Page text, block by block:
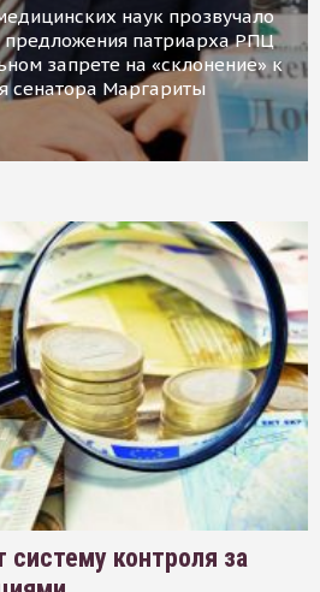
наук прозвучало
предложения патриарха РПЦ
запрете на «склонение» к
сенатора Маргариты
систему контроля за